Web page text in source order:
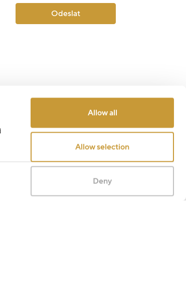
Allow all
Allow selection
Deny
Odeslat